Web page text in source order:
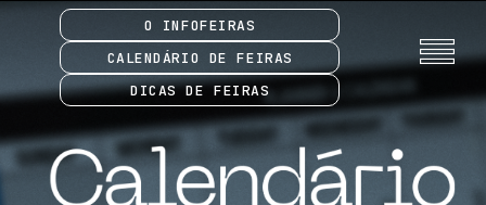
O INFOFEIRAS
CALENDÁRIO DE FEIRAS
DICAS DE FEIRAS